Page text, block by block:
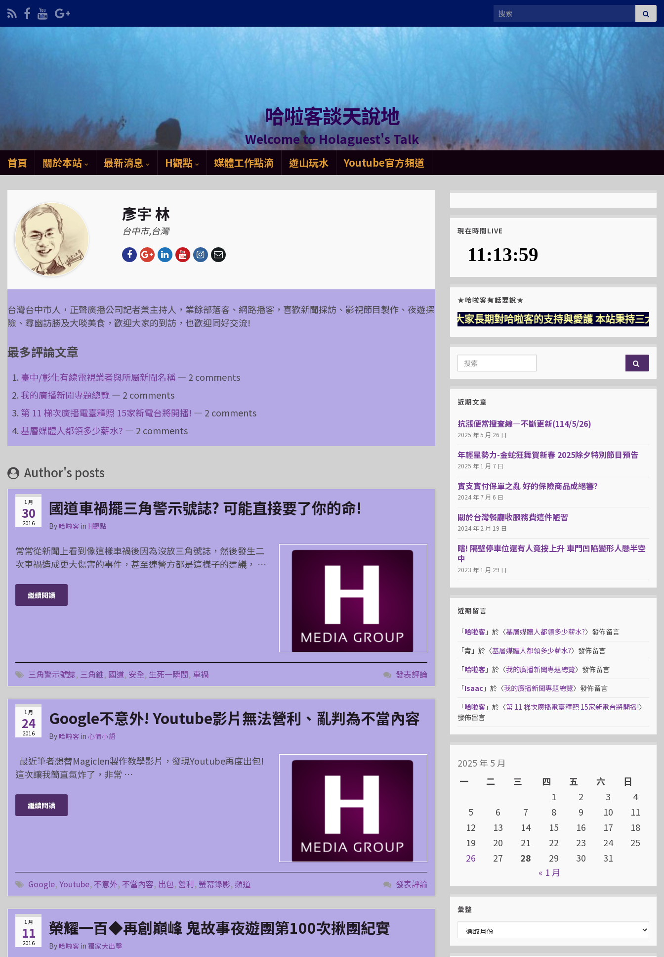
Search for:
哈啦客談天說地
Welcome to Holaguest's Talk
首頁 關於本站 最新消息 H觀點 媒體工作點滴 遊山玩水 Youtube官方頻道
彥宇 林
台中市,台灣
台灣台中市人，正聲廣播公司記者兼主持人，業餘部落客、網路播客，喜歡新聞採訪、影視節目製作、夜遊探
險、尋幽訪勝及大啖美食，歡迎大家的到訪，也歡迎同好交流!
最多評論文章
臺中/彰化有線電視業者與所屬新聞名稱— 2 comments
我的廣播新聞專題總覽— 2 comments
第 11 梯次廣播電臺釋照 15家新電台將開播! — 2 comments
基層媒體人都領多少薪水? — 2 comments
Author's posts
1 月
30
2016
國道車禍擺三角警示號誌? 可能直接要了你的命!
By 哈啦客 in H觀點
常常從新聞上看到像這樣車禍後因為沒放三角號誌，然後發生二
次車禍造成更大傷害的事件，甚至連警方都是這樣子的建議， …
繼續閱讀
三角警示號誌, 三角錐, 國道, 安全, 生死一瞬間, 車禍 發表評論
1 月
24
2016
Google不意外! Youtube影片無法營利、亂判為不當內容
By 哈啦客 in 心情小語
最近筆者想替Magiclen製作教學影片，發現Youtube再度出包!
這次讓我簡直氣炸了，非常 …
繼續閱讀
Google,Youtube, 不意外, 不當內容, 出包,營利,螢幕錄影, 頻道 發表評論
1 月
11
2016
榮耀一百◆再創巔峰 鬼故事夜遊團第100次揪團紀實
By 哈啦客 in 獨家大出擊
現在時間LIVE
★哈啦客有話要說★
感謝大家長期對哈啦客的支持與愛護 本站秉持三大堅持-用
Search for:
近期文章
抗漲便當搜查線—不斷更新(114/5/26)
2025 年 5 月 26 日
年輕星勢力-金蛇狂舞賀新春 2025除夕特別節目預告
2025 年 1 月 7 日
實支實付保單之亂 好的保險商品成絕響?
2024 年 7 月 6 日
關於台灣餐廳收服務費這件陋習
2024 年 2 月 19 日
瞎! 隔壁停車位還有人竟按上升 車門凹陷變形人懸半空
中
2023 年 1 月 29 日
近期留言
「哈啦客 」於〈基層媒體人都領多少薪水?〉發佈留言
「青 」於〈基層媒體人都領多少薪水?〉發佈留言
「哈啦客 」於〈我的廣播新聞專題總覽〉發佈留言
「Isaac 」於〈我的廣播新聞專題總覽〉發佈留言
「哈啦客 」於〈第 11 梯次廣播電臺釋照 15家新電台將開播!〉
發佈留言
2025 年 5 月
一
二 三 四 五 六
日
1
2 3
4
5
6 7 8 9 10
11
12
13 14 15 16 17
18
19
20 21 22 23 24
25
26
27 28 29 30
31
« 1 月
彙整
彙整